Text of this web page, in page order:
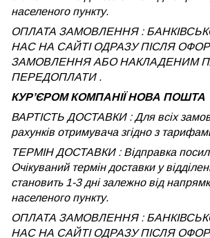
населеного пункту.
ОПЛАТА ЗАМОВЛЕННЯ :
НАС НА САЙТІ ОДРАЗУ ПІСЛЯ
ЗАМОВЛЕННЯ АБО НАКЛАДЕНИМ
ПЕРЕДОПЛАТИ .
КУРʼЄРОМ КОМПАНІЇ НОВА ПОШТА
ВАРТІСТЬ ДОСТАВКИ : Для всіх
рахунків отримувача згідно з
ТЕРМІН ДОСТАВКИ : Відправка
Очікуваний термін доставки у
становить 1-3 дні залежно від
населеного пункту.
ОПЛАТА ЗАМОВЛЕННЯ :
НАС НА САЙТІ ОДРАЗУ ПІСЛЯ